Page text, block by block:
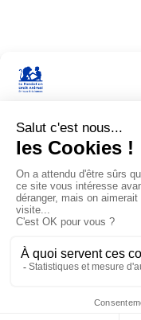
Sur ce site, nous utilisons
lorsque vous y consentez.
navigation.